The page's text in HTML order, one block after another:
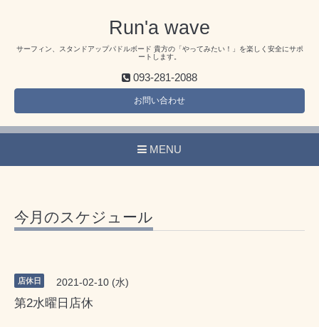
Run'a wave
サーフィン、スタンドアップパドルボード 貴方の「やってみたい！」を楽しく安全にサポ
ートします。
093-281-2088
お問い合わせ
MENU
今月のスケジュール
店休日 2021-02-10 (水)
第2水曜日店休